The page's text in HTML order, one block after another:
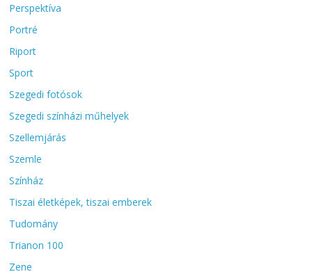
Perspektíva
Portré
Riport
Sport
Szegedi fotósok
Szegedi színházi műhelyek
Szellemjárás
Szemle
Színház
Tiszai életképek, tiszai emberek
Tudomány
Trianon 100
Zene